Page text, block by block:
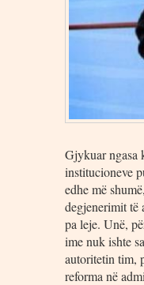
Gjykuar ngasa
institucioneve
edhe më
degjenerimit të
pa leje. Unë,
ime nuk ishte
autoritetin tim,
reforma në